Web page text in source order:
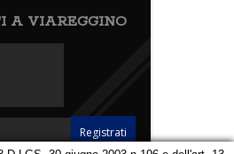
A VIAREGGINO